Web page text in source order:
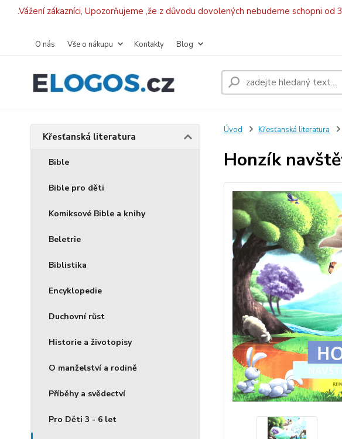
.Vážení zákazníci, Upozorňujeme ,že z důvodu dovolených nebudeme schopni
O nás Vše o nákupu Kontakty Blog
Křesťanská literatura
Bible
Bible pro děti
Komiksové Bible a knihy
Beletrie
Biblistika
Encyklopedie
Duchovní růst
Historie a životopisy
O manželství a rodině
Příběhy a svědectví
Pro Děti 3 - 6 let
Úvod Křesťanská literatura
Honzík